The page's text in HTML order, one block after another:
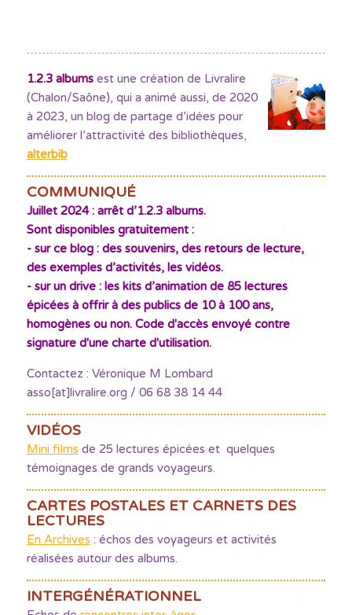
1.2.3 albumsest une création de Livralire
(Chalon/Saône), qui a animé aussi, de 2020
à 2023, un blog de partage d’idées pour
améliorer l’attractivité des bibliothèques,
alterbib
COMMUNIQUÉ
Juillet 2024 : arrêt d’1.2.3 albums.
Sont disponibles gratuitement :
- sur ce blog : des souvenirs, des retours de lecture,
des exemples d’activités, les vidéos.
- sur un drive : les kits d’animation de 85 lectures
épicées à offrir à des publics de 10 à 100 ans,
homogènes ou non. Code d'accès envoyé contre
signature d'une charte d'utilisation.
Contactez : Véronique M Lombard
asso[at]livralire.org / 06 68 38 14 44
VIDÉOS
Mini films de 25 lectures épicées et quelques
témoignages de grands voyageurs.
CARTES POSTALES ET CARNETS DES
LECTURES
En Archives : échos des voyageurs et activités
réalisées autour des albums.
INTERGÉNÉRATIONNEL